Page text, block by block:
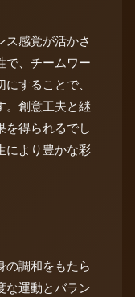
ス感覚が活かさ
で、チームワー
することで、
。創意工夫と継
を得られるでし
により豊かな彩
の調和をもたら
な運動とバラン